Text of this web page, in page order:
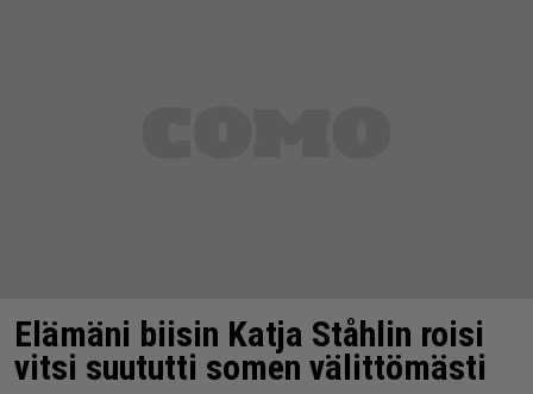
Elämäni biisin Katja Ståhlin roisi
vitsi suututti somen välittömästi